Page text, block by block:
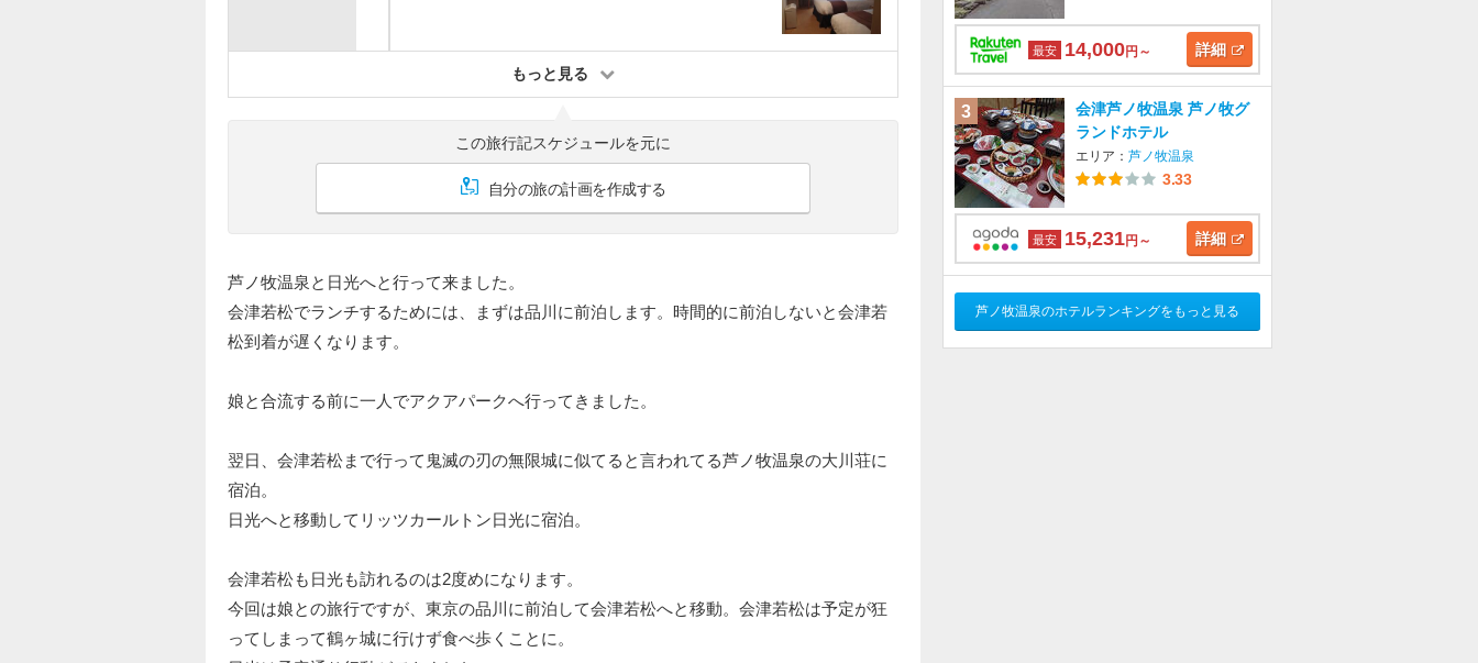
もっと見る
この旅行記スケジュールを元に
自分の旅の計画を作成する
芦ノ牧温泉と日光へと行って来ました。
会津若松でランチするためには、まずは品川に前泊します。時間的に前泊しないと会津若
松到着が遅くなります。
娘と合流する前に一人でアクアパークへ行ってきました。
翌日、会津若松まで行って鬼滅の刃の無限城に似てると言われてる芦ノ牧温泉の大川荘に
宿泊。
日光へと移動してリッツカールトン日光に宿泊。
会津若松も日光も訪れるのは2度めになります。
今回は娘との旅行ですが、東京の品川に前泊して会津若松へと移動。会津若松は予定が狂
ってしまって鶴ヶ城に行けず食べ歩くことに。
最安 14,000円～ 詳細
3
会津芦ノ牧温泉 芦ノ牧グ
ランドホテル
エリア： 芦ノ牧温泉
3.33
最安 15,231円～ 詳細
芦ノ牧温泉のホテルランキングをもっと見る